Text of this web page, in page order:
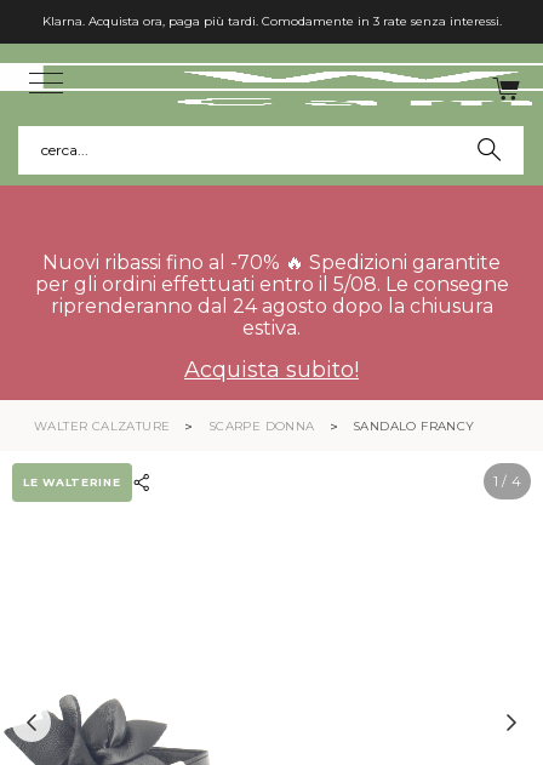
Klarna. Acquista ora, paga più tardi. Comodamente in 3 rate senza interessi.
cerca...
Nuovi ribassi fino al -70% 🔥 Spedizioni garantite
per gli ordini effettuati entro il 5/08. Le consegne
riprenderanno dal 24 agosto dopo la chiusura
estiva.
Acquista subito!
WALTER CALZATURE SCARPE DONNA SANDALO FRANCY
1 / 4
LE WALTERINE